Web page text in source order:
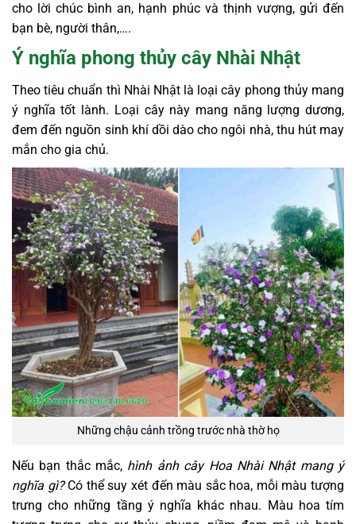
cho lời chúc bình an, hạnh phúc và thịnh vượng, gửi đến
bạn bè, người thân,….
Ý nghĩa phong thủy cây Nhài Nhật
Theo tiêu chuẩn thì Nhài Nhật là loại cây phong thủy mang
ý nghĩa tốt lành. Loại cây này mang năng lượng dương,
đem đến nguồn sinh khí dồi dào cho ngôi nhà, thu hút may
mắn cho gia chủ.
Những chậu cảnh trồng trước nhà thờ họ
Nếu bạn thắc mắc, hình ảnh cây Hoa Nhài Nhật mang ý
nghĩa gì?Có thể suy xét đến màu sắc hoa, mỗi màu tượng
trưng cho những tầng ý nghĩa khác nhau. Màu hoa tím